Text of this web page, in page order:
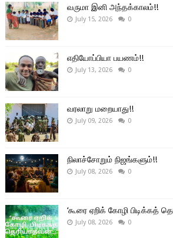
வருமா இனி அந்தக்காலம்!!
July 15, 2026 0
எதியோப்பியா பயணம்!!
July 13, 2026 0
வரலாறு மறையாது!!
July 09, 2026 0
நிலாச்சோறும் நிஜங்களும்!!
July 08, 2026 0
‘கூரை ஏறிக் கோழி பிடிக்கத்
July 08, 2026 0